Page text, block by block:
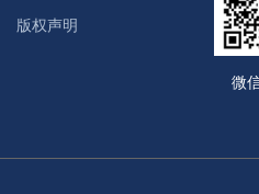
版权声明
微